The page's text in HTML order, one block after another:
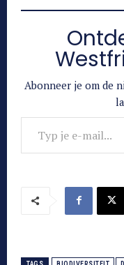
Abonneer je om de
Typ je e-mail...